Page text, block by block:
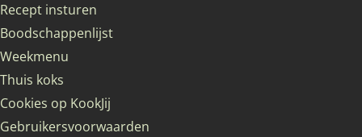
Recept insturen
Boodschappenlijst
Weekmenu
Thuis koks
Cookies op KookJij
Gebruikersvoorwaarden